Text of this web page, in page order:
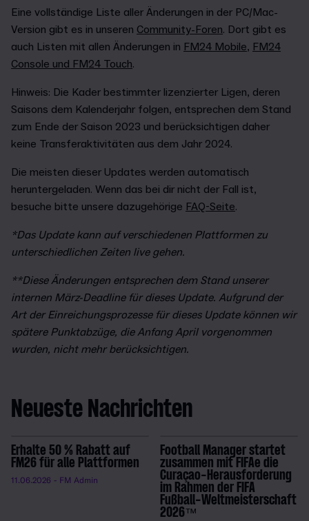
Eine vollständige Liste aller Änderungen in der PC/Mac-
Version gibt es in unseren Community-Foren. Dort gibt es
auch Listen mit allen Änderungen in FM24 Mobile, FM24
Console und FM24 Touch.
Hinweis: Die Kader bestimmter lizenzierter Ligen, deren
Saisons dem Kalenderjahr folgen, entsprechen dem Stand
zum Ende der Saison 2023 und berücksichtigen daher
keine Transferaktivitäten aus dem Jahr 2024.
Die meisten dieser Updates werden automatisch
heruntergeladen. Wenn das bei dir nicht der Fall ist,
besuche bitte unsere dazugehörige FAQ-Seite.
*Das Update kann auf verschiedenen Plattformen zu
unterschiedlichen Zeiten live gehen.
**Diese Änderungen entsprechen dem Stand unserer
internen März-Deadline für dieses Update. Aufgrund der
Art der Einreichungsprozesse für dieses Update können wir
spätere Punktabzüge, die Anfang April vorgenommen
wurden, nicht mehr berücksichtigen.
Neueste Nachrichten
Erhalte 50 % Rabatt auf
FM26 für alle Plattformen
11.06.2026 - FM Admin
Football Manager startet
zusammen mit FIFAe die
Curaçao-Herausforderung
im Rahmen der FIFA
Fußball-Weltmeisterschaft
2026™